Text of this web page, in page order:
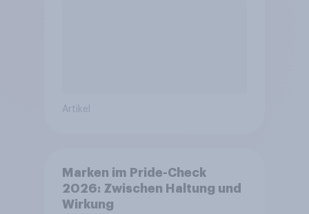
Artikel
Marken im Pride-Check
2026: Zwischen Haltung und
Wirkung